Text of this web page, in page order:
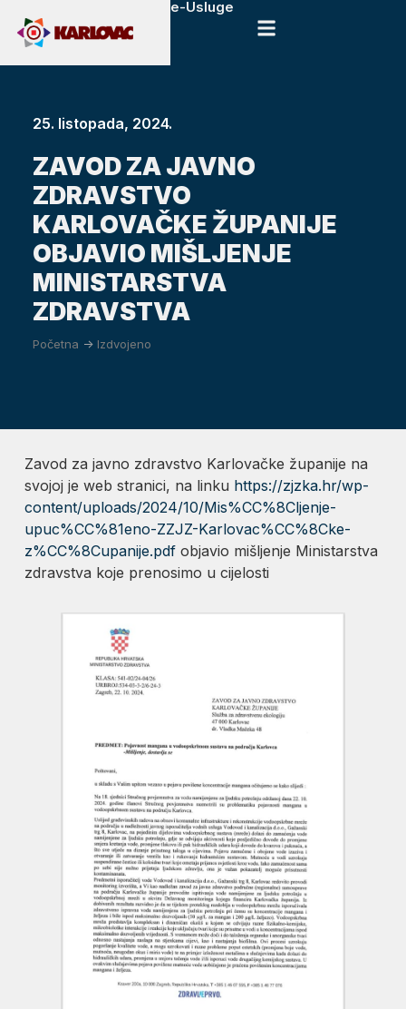
e-Usluge
25. listopada, 2024.
ZAVOD ZA JAVNO
ZDRAVSTVO
KARLOVAČKE ŽUPANIJE
OBJAVIO MIŠLJENJE
MINISTARSTVA
ZDRAVSTVA
Početna -> Izdvojeno
Zavod za javno zdravstvo Karlovačke županije na
svojoj je web stranici, na linku https://zjzka.hr/wp-
content/uploads/2024/10/Mis%CC%8Cljenje-
upuc%CC%81eno-ZZJZ-Karlovac%CC%8Cke-
z%CC%8Cupanije.pdf objavio mišljenje Ministarstva
zdravstva koje prenosimo u cijelosti